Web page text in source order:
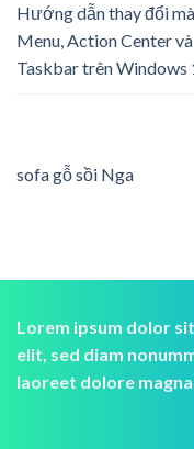
Hướng dẫn thay đổi
Menu, Action Center và
Taskbar trên Windows
sofa gỗ sồi Nga
Lorem ipsum dolor
elit, sed diam
laoreet dolore